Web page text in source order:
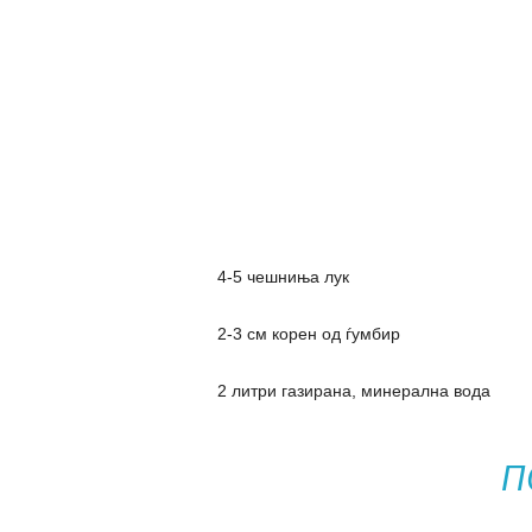
4-5 чешниња лук
2-3 см корен од ѓумбир
2 литри газирана, минерална вода